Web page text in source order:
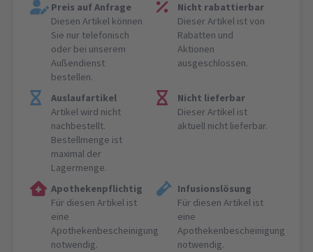
Preis auf Anfrage
Diesen Artikel können
Sie nur telefonisch
oder bei unserem
Außendienst
bestellen.
Nicht rabattierbar
Dieser Artikel ist von
Rabatten und
Aktionen
ausgeschlossen.
Auslaufartikel
Artikel wird nicht
nachbestellt.
Bestellmenge ist
maximal der
Lagermenge.
Nicht lieferbar
Dieser Artikel ist
aktuell nicht lieferbar.
Apothekenpflichtig
Für diesen Artikel ist
eine
Apothekenbescheinigung
notwendig.
Infusionslösung
Für diesen Artikel ist
eine
Apothekenbescheinigung
notwendig.